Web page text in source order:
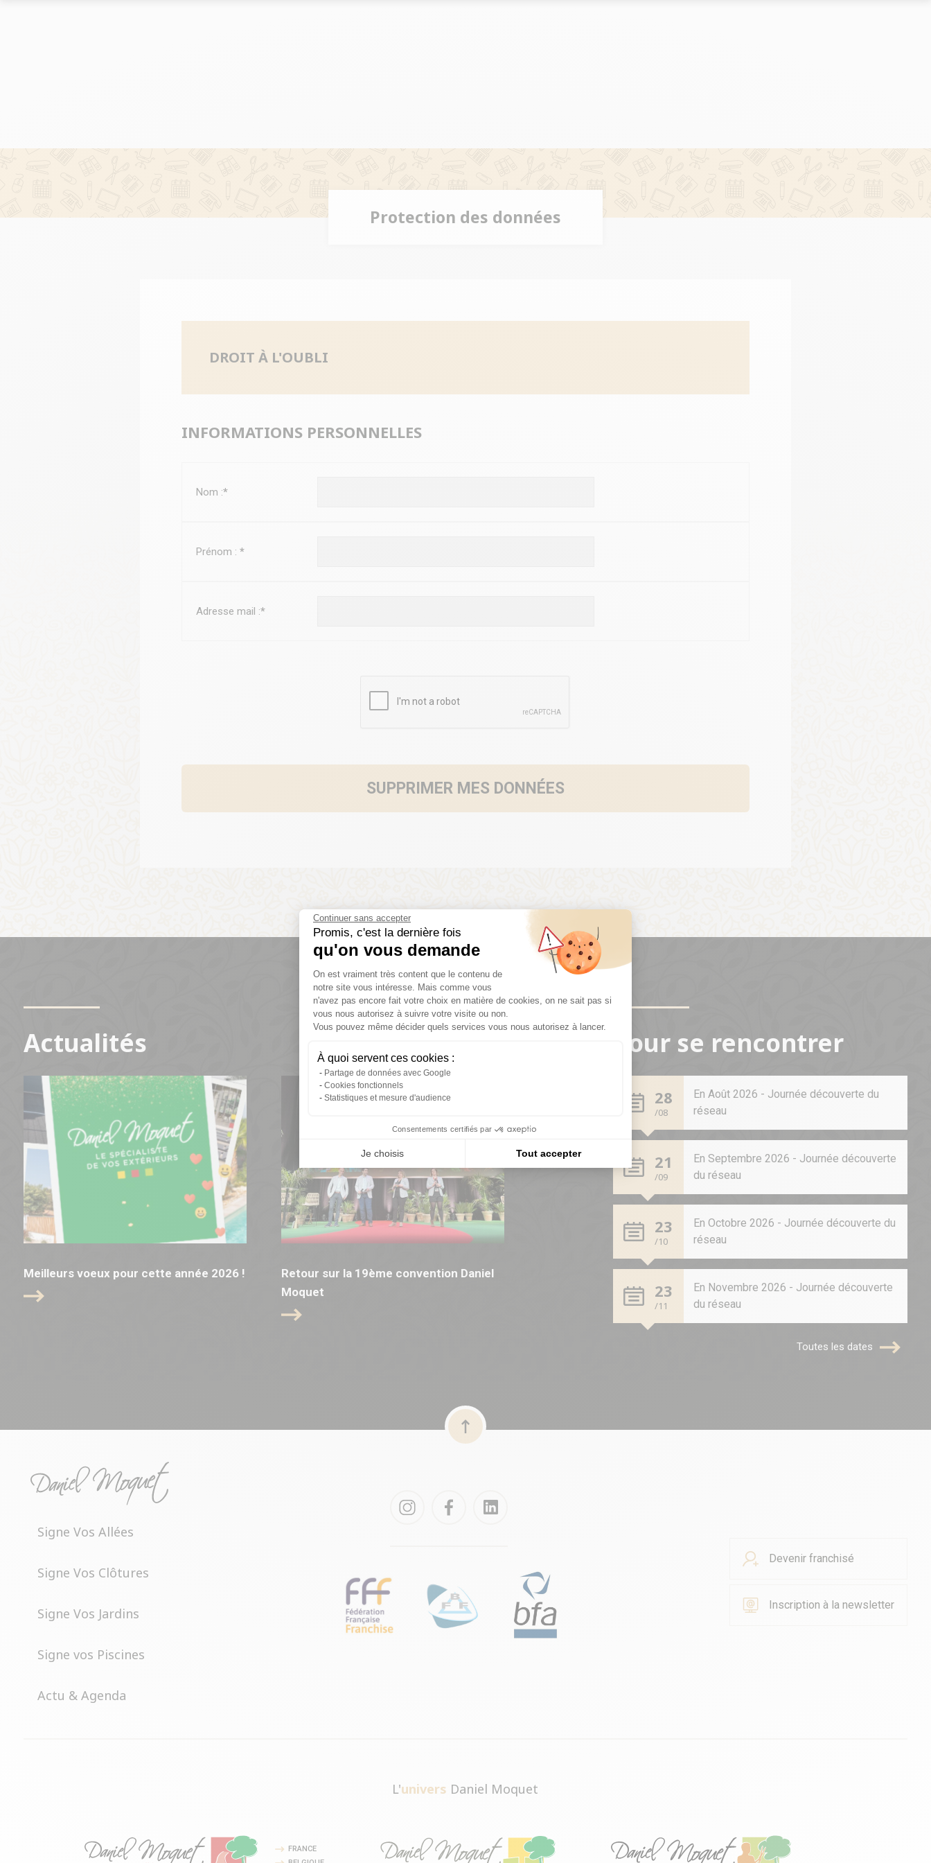
Continuer sans accepter
Promis, c'est la dernière fois
qu'on vous demande
Plateforme de Gestion du Consentement : Personnalisez vos Options
On est vraiment très content que le contenu de
notre site vous intéresse. Mais comme vous
n'avez pas encore fait votre choix en matière de cookies, on ne sait pas si
vous nous autorisez à suivre votre visite ou non.
Vous pouvez même décider quels services vous nous autorisez à lancer.
À quoi servent ces cookies :
Partage de données avec Google
Cookies fonctionnels
Statistiques et mesure d'audience
Consentements certifiés par
Je choisis Tout accepter
Protection des données
DROIT À L'OUBLI
INFORMATIONS PERSONNELLES
Nom :*
Prénom : *
Adresse mail :*
Actualités
Meilleurs voeux pour cette année 2026 !
Retour sur la 19ème convention Daniel
Moquet
Pour se rencontrer
28
/08
En Août 2026 - Journée découverte du
réseau
21
/09
En Septembre 2026 - Journée découverte
du réseau
23
/10
En Octobre 2026 - Journée découverte du
réseau
23
/11
En Novembre 2026 - Journée découverte
du réseau
Toutes les dates
Signe Vos Allées
Signe Vos Clôtures
Signe Vos Jardins
Signe vos Piscines
Actu & Agenda
Devenir franchisé
Inscription à la newsletter
L'univers Daniel Moquet
FRANCE